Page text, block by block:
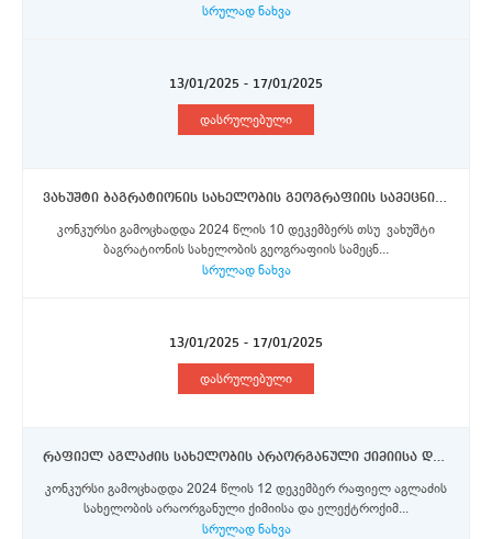
სრულად ნახვა
13/01/2025 - 17/01/2025
დასრულებული
ვახუშტი ბაგრატიონის სახელობის გეოგრაფიის სამეცნიერო-კვლევითი ინსტიტუტის - უფროსი მეცნიერ თანამშრომლები
კონკურსი გამოცხადდა 2024 წლის 10 დეკემბერს თსუ ვახუშტი
ბაგრატიონის სახელობის გეოგრაფიის სამეცნ...
სრულად ნახვა
13/01/2025 - 17/01/2025
დასრულებული
რაფიელ აგლაძის სახელობის არაორგანული ქიმიისა და ელექტროქიმიის ინსტიტუტი - მთავარი მეცნიერი თანამშრომლების, უფროსი მეცნიერი თანამშრომლები, მეცნიერი თანამშრომლები
კონკურსი გამოცხადდა 2024 წლის 12 დეკემბერ რაფიელ აგლაძის
სახელობის არაორგანული ქიმიისა და ელექტროქიმ...
სრულად ნახვა